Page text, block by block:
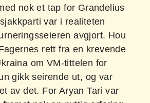
nok et tap for Grandelius
var i realiteten
avgjort. Hou
rett fra en krevende
om VM-tittelen for
gikk seirende ut, og var
av det. For Aryan Tari var